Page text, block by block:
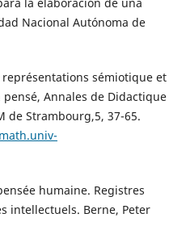
Nacional Autónoma de
représentations sémiotique et
Annales de Didactique
de Strambourg,5, 37-65.
humaine. Registres
intellectuels. Berne, Peter